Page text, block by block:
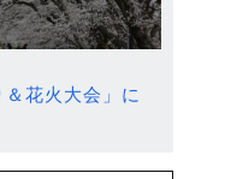
＆花火大会」に